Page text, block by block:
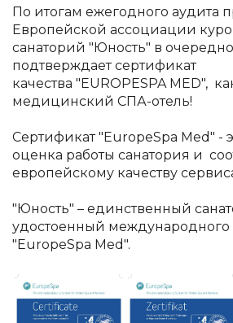
По итогам ежегодного аудита
Европейской ассоциации
санаторий "Юность" в
подтверждает сертификат
качества "EUROPESPA MED",
медицинский СПА-отель!
Сертификат "EuropeSpa Med" -
оценка работы санатория и
европейскому качеству
"Юность" – единственный
удостоенный международного
"EuropeSpa Med".